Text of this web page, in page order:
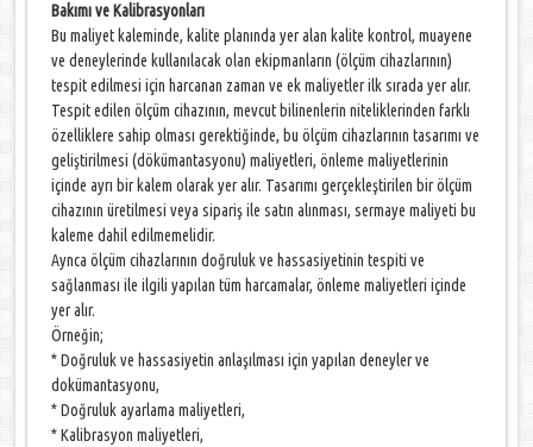
Bakımı ve Kalibrasyonları
Bu maliyet kaleminde, kalite planında yer alan kalite kontrol, muayene
ve deneylerinde kullanılacak olan ekipmanların (ölçüm cihazlarının)
tespit edilmesi için harcanan zaman ve ek maliyetler ilk sırada yer alır.
Tespit edilen ölçüm cihazının, mevcut bilinenlerin niteliklerinden farklı
özelliklere sahip olması gerektiğinde, bu ölçüm cihazlarının tasarımı ve
geliştirilmesi (dökümantasyonu) maliyetleri, önleme maliyetlerinin
içinde ayrı bir kalem olarak yer alır. Tasarımı gerçekleştirilen bir ölçüm
cihazının üretilmesi veya sipariş ile satın alınması, sermaye maliyeti bu
kaleme dahil edilmemelidir.
Aynca ölçüm cihazlarının doğruluk ve hassasiyetinin tespiti ve
sağlanması ile ilgili yapılan tüm harcamalar, önleme maliyetleri içinde
yer alır.
Örneğin;
* Doğruluk ve hassasiyetin anlaşılması için yapılan deneyler ve
dokümantasyonu,
* Doğruluk ayarlama maliyetleri,
* Kalibrasyon maliyetleri,